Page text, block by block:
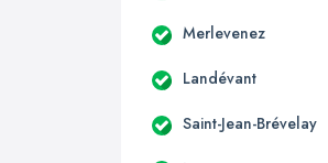
Merlevenez
Landévant
Saint-Jean-Brévelay